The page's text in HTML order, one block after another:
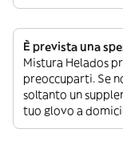
È prevista una
Mistura Helados
preoccuparti. Se
soltanto un
tuo glovo a